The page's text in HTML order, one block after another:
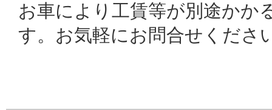
お車により工賃等が別途かか
す。お気軽にお問合せくださ